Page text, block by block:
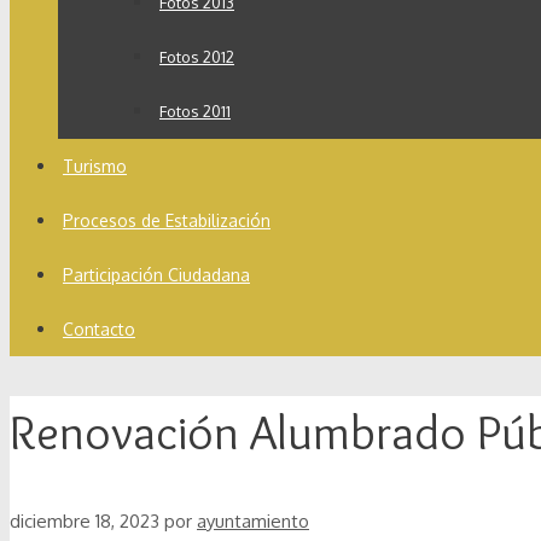
Fotos 2012
Fotos 2011
Turismo
Procesos de Estabilización
Participación Ciudadana
Contacto
Renovación Alumbrado
diciembre 18, 2023 por ayuntamiento